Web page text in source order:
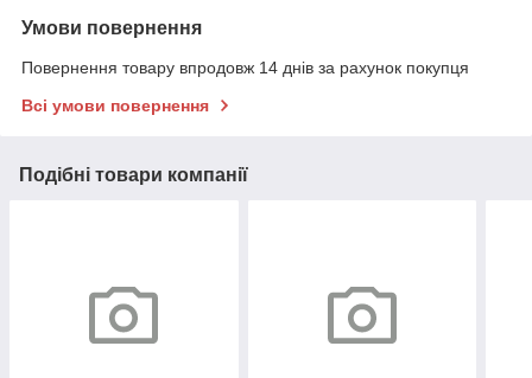
Умови повернення
Повернення товару впродовж 14 днів за рахунок покупця
Всі умови повернення
Подібні товари компанії